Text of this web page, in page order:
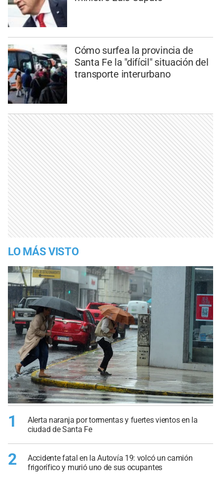
Cómo surfea la provincia de
Santa Fe la "difícil" situación del
transporte interurbano
LO MÁS VISTO
1
Alerta naranja por tormentas y fuertes vientos en la
ciudad de Santa Fe
2
Accidente fatal en la Autovía 19: volcó un camión
frigorífico y murió uno de sus ocupantes